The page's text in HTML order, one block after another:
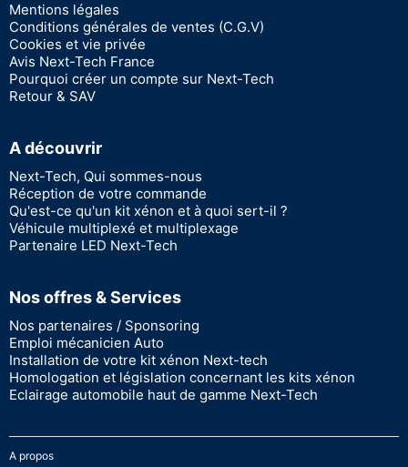
Mentions légales
Conditions générales de ventes (C.G.V)
Cookies et vie privée
Avis Next-Tech France
Pourquoi créer un compte sur Next-Tech
Retour & SAV
A découvrir
Next-Tech, Qui sommes-nous
Réception de votre commande
Qu'est-ce qu'un kit xénon et à quoi sert-il ?
Véhicule multiplexé et multiplexage
Partenaire LED Next-Tech
Nos offres & Services
Nos partenaires / Sponsoring
Emploi mécanicien Auto
Installation de votre kit xénon Next-tech
Homologation et législation concernant les kits xénon
Eclairage automobile haut de gamme Next-Tech
A propos